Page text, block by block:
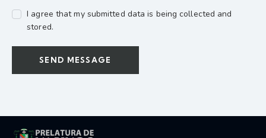
I agree that my submitted data is being collected and
stored.
SEND MESSAGE